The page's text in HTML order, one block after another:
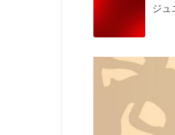
ジュ